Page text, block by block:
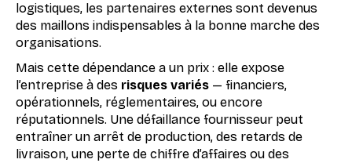
logistiques, les partenaires externes sont devenus
des maillons indispensables à la bonne marche des
organisations.
Mais cette dépendance a un prix : elle expose
l’entreprise à des risques variés — financiers,
opérationnels, réglementaires, ou encore
réputationnels. Une défaillance fournisseur peut
entraîner un arrêt de production, des retards de
livraison, une perte de chiffre d’affaires ou des